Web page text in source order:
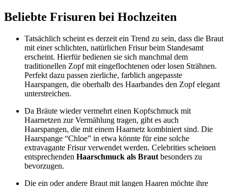
Beliebte Frisuren bei Hochzeiten
Tatsächlich scheint es derzeit ein Trend zu sein, dass die Braut
mit einer schlichten, natürlichen Frisur beim Standesamt
erscheint. Hierfür bedienen sie sich manchmal dem
traditionellen Zopf mit eingeflochtenen oder losen Strähnen.
Perfekt dazu passen zierliche, farblich angepasste
Haarspangen, die oberhalb des Haarbandes den Zopf elegant
unterstreichen.
Da Bräute wieder vermehrt einen Kopfschmuck mit
Haarnetzen zur Vermählung tragen, gibt es auch
Haarspangen, die mit einem Haarnetz kombiniert sind. Die
Haarspange “Chloe” in etwa könnte für eine solche
extravagante Frisur verwendet werden. Celebrities scheinen
entsprechenden Haarschmuck als Braut besonders zu
bevorzugen.
Die ein oder andere Braut mit langen Haaren möchte ihre